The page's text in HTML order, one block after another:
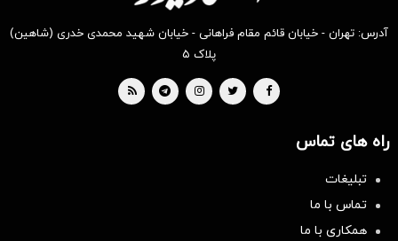
آدرس: تهران - خیابان قائم مقام فراهانی - خیابان شهید محمدی خدری (شاهین)
پلاک ۵
راه های تماس
تبلیغات
تماس با ما
همکاری با ما